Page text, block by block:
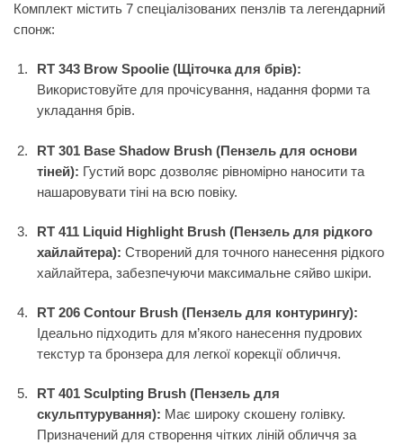
Комплект містить 7 спеціалізованих пензлів та легендарний
спонж:
RT 343 Brow Spoolie (Щіточка для брів):
Використовуйте для прочісування, надання форми та
укладання брів.
RT 301 Base Shadow Brush (Пензель для основи
тіней): Густий ворс дозволяє рівномірно наносити та
нашаровувати тіні на всю повіку.
RT 411 Liquid Highlight Brush (Пензель для рідкого
хайлайтера): Створений для точного нанесення рідкого
хайлайтера, забезпечуючи максимальне сяйво шкіри.
RT 206 Contour Brush (Пензель для контурингу):
Ідеально підходить для м’якого нанесення пудрових
текстур та бронзера для легкої корекції обличчя.
RT 401 Sculpting Brush (Пензель для
скульптурування): Має широку скошену голівку.
Призначений для створення чітких ліній обличчя за